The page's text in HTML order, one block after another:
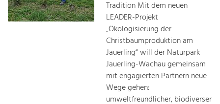
Tradition Mit dem neuen
LEADER-Projekt
„Ökologisierung der
Christbaumproduktion am
Jauerling“ will der Naturpark
Jauerling-Wachau gemeinsam
mit engagierten Partnern neue
Wege gehen:
umweltfreundlicher, biodiverser